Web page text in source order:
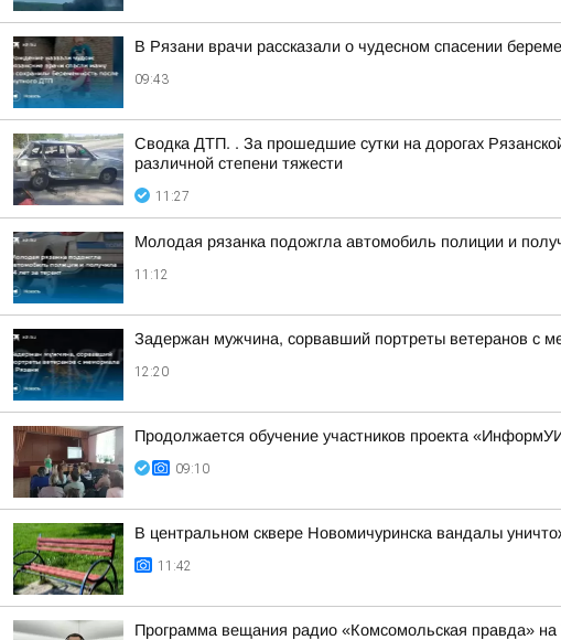
В Рязани врачи рассказали о чудесном спасении
09:43
Сводка ДТП. . За прошедшие сутки на дорогах
различной степени тяжести
11:27
Молодая рязанка подожгла автомобиль полиции и
11:12
Задержан мужчина, сорвавший портреты ветеранов с
12:20
Продолжается обучение участников проекта
09:10
В центральном сквере Новомичуринска вандалы
11:42
Программа вещания радио «Комсомольская правда» на